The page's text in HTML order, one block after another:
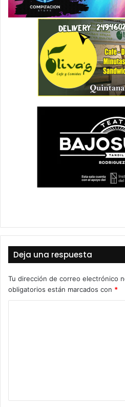
Deja una respuesta
Tu dirección de correo electrónico
obligatorios están marcados con *
a